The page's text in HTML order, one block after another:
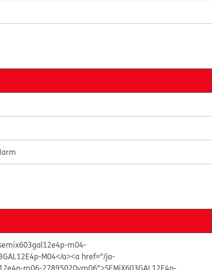
m04-
M04</a><a href="/ja-